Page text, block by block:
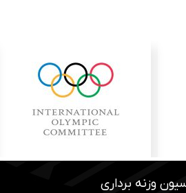
وزنه برداری